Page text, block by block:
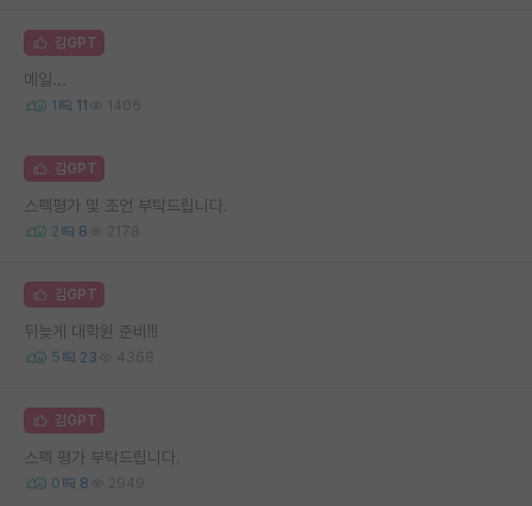
김GPT
메일...
1 11 1406
김GPT
스펙평가 및 조언 부탁드립니다.
2 8 2178
김GPT
뒤늦게 대학원 준비!!!
5 23 4368
김GPT
스펙 평가 부탁드립니다.
0 8 2949